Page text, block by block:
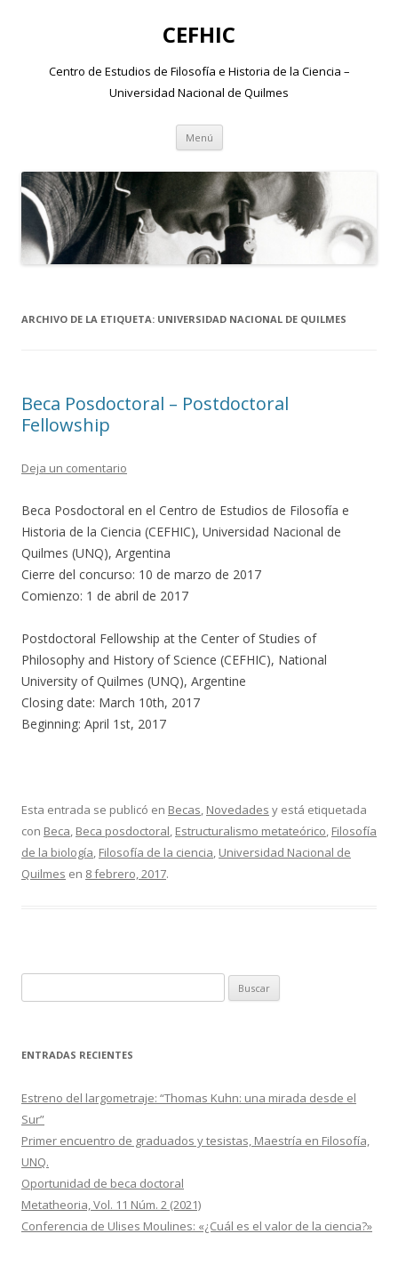
CEFHIC
Centro de Estudios de Filosofía e Historia de la Ciencia –
Universidad Nacional de Quilmes
Menú Saltar
contenido
ARCHIVO DE LA ETIQUETA: UNIVERSIDAD NACIONAL DE QUILMES
Beca Posdoctoral – Postdoctoral
Fellowship
Deja un comentario
Beca Posdoctoral en el Centro de Estudios de Filosofía e
Historia de la Ciencia (CEFHIC), Universidad Nacional de
Quilmes (UNQ), Argentina
Cierre del concurso: 10 de marzo de 2017
Comienzo: 1 de abril de 2017
Postdoctoral Fellowship at the Center of Studies of
Philosophy and History of Science (CEFHIC), National
University of Quilmes (UNQ), Argentine
Closing date: March 10th, 2017
Beginning: April 1st, 2017
Esta entrada se publicó en Becas, Novedades y está etiquetada
con Beca, Beca posdoctoral, Estructuralismo metateórico, Filosofía
de la biología, Filosofía de la ciencia, Universidad Nacional de
Quilmes en 8 febrero, 2017.
ENTRADAS RECIENTES
Estreno del largometraje: “Thomas Kuhn: una mirada desde el
Sur”
Primer encuentro de graduados y tesistas, Maestría en Filosofía,
UNQ.
Oportunidad de beca doctoral
Metatheoria, Vol. 11 Núm. 2 (2021)
Conferencia de Ulises Moulines: «¿Cuál es el valor de la ciencia?»